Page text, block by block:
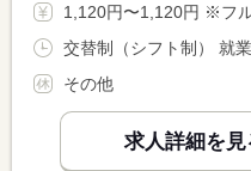
1,120円〜1,120円 ※フルタイム求人の場合は月
その他
求人詳細を見